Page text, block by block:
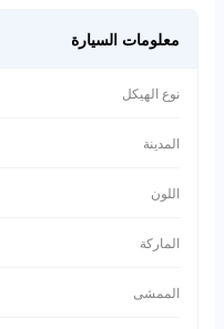
معلومات السيارة
نوع الهيكل
المدينة
اللون
الماركة
الممشى